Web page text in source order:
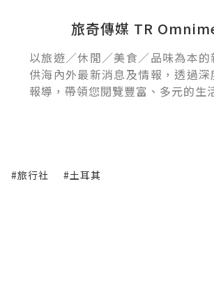
旅奇傳媒 TR
以旅遊／休閒／美食／品味為本
供海內外最新消息及情報，透過
報導，帶領您閱覽豐富、多元的生
#旅行社 #土耳其